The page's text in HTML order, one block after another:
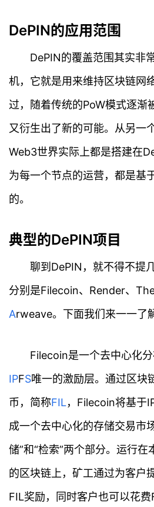
DePIN的应用范围
DePIN的覆盖范围其实非
机，它就是用来维持区块链网
过，随着传统的PoW模式逐渐
又衍生出了新的可能。从另一
Web3世界实际上都是搭建在
为每一个节点的运营，都是基
的。
典型的DePIN项目
聊到DePIN，就不得不提
分别是Filecoin、Render、
Arweave。下面我们来一一了
Filecoin是一个去中心化
IPFS唯一的激励层。通过区块
币，简称FIL，Filecoin将基于
成一个去中心化的存储交易市
储”和“检索”两个部分。运行在
的区块链上，矿工通过为客户
FIL奖励，同时客户也可以花